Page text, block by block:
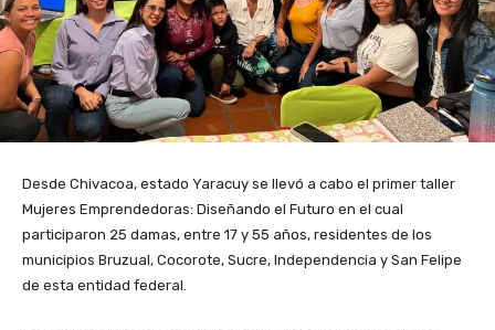
Desde Chivacoa, estado Yaracuy se llevó a cabo el primer taller
Mujeres Emprendedoras: Diseñando el Futuro en el cual
participaron 25 damas, entre 17 y 55 años, residentes de los
municipios Bruzual, Cocorote, Sucre, Independencia y San Felipe
de esta entidad federal.